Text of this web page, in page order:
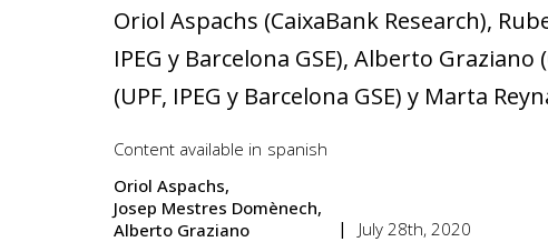
Oriol Aspachs (CaixaBank Research),
IPEG y Barcelona GSE), Alberto
(UPF, IPEG y Barcelona GSE) y Marta
Content available in spanish
Oriol Aspachs
Josep Mestres Domènech
Alberto Graziano
July 28th, 2020